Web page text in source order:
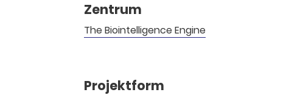
Zentrum
The Biointelligence Engine
Projektform